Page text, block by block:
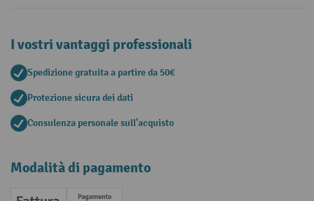
I vostri vantaggi professionali
Spedizione gratuita a partire da 50€
Protezione sicura dei dati
Consulenza personale sull'acquisto
Modalità di pagamento